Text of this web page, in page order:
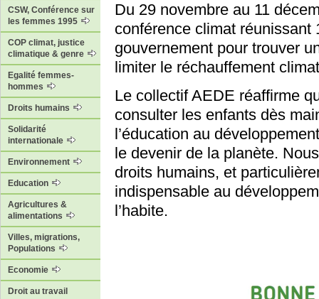
CSW, Conférence sur
les femmes 1995
COP climat, justice
climatique & genre
Egalité femmes-
hommes
Droits humains
Solidarité
internationale
Environnement
Education
Agricultures &
alimentations
Villes, migrations,
Populations
Economie
Droit au travail
Du 29 novembre au 11
conférence climat réunissant
gouvernement pour trouver
limiter le réchauffement
Le collectif AEDE réaffirme
consulter les enfants dès
l’éducation au
le devenir de la planète.
droits humains, et
indispensable au
l’habite.